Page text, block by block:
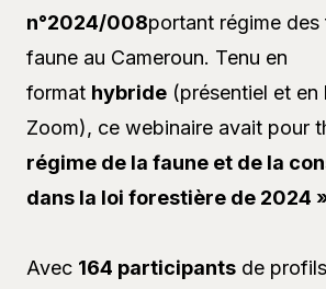
n°2024/008portant régime
faune au Cameroun. Tenu en
format hybride (présentiel et en
Zoom), ce webinaire avait pour
régime de la faune et de la
dans la loi forestière de 2024
Avec 164 participants de